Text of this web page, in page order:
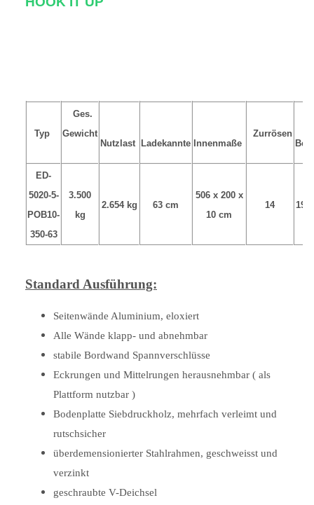
Typ
Ges.
Gewicht
Nutzlast Ladekannte Innenmaße
Zurrösen
ED-
5020-5-
POB10-
350-63
3.500
kg
2.654 kg 63 cm
506 x 200 x
10 cm
14
Standard Ausführung:
Seitenwände Aluminium, eloxiert
Alle Wände klapp- und abnehmbar
stabile Bordwand Spannverschlüsse
Eckrungen und Mittelrungen herausnehmbar ( als
Plattform nutzbar )
Bodenplatte Siebdruckholz, mehrfach verleimt und
rutschsicher
überdemensionierter Stahlrahmen, geschweisst und
verzinkt
geschraubte V-Deichsel